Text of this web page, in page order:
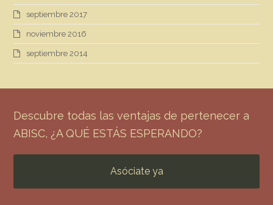
septiembre 2017
noviembre 2016
septiembre 2014
Descubre todas las ventajas de pertenecer a
ABISC, ¿A QUÉ ESTÁS ESPERANDO?
Asóciate ya